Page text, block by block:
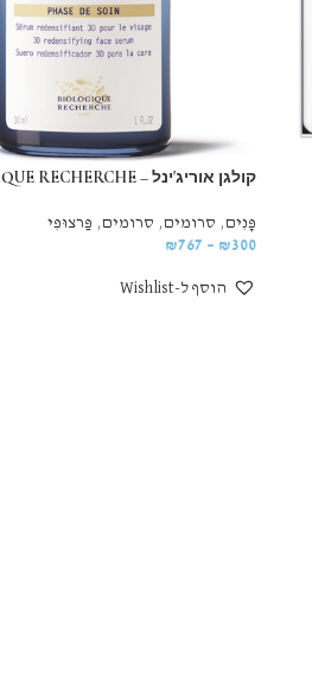
קולגן אוריג'ינל – BIOLOGIQUE RECHERCHE
פָּנִים, סרומים, סרומים, פַּרצוּפִי
₪300
–
₪767
הוסף ל-Wishlist